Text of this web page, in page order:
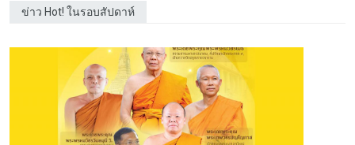
ข่าว Hot! ในรอบสัปดาห์